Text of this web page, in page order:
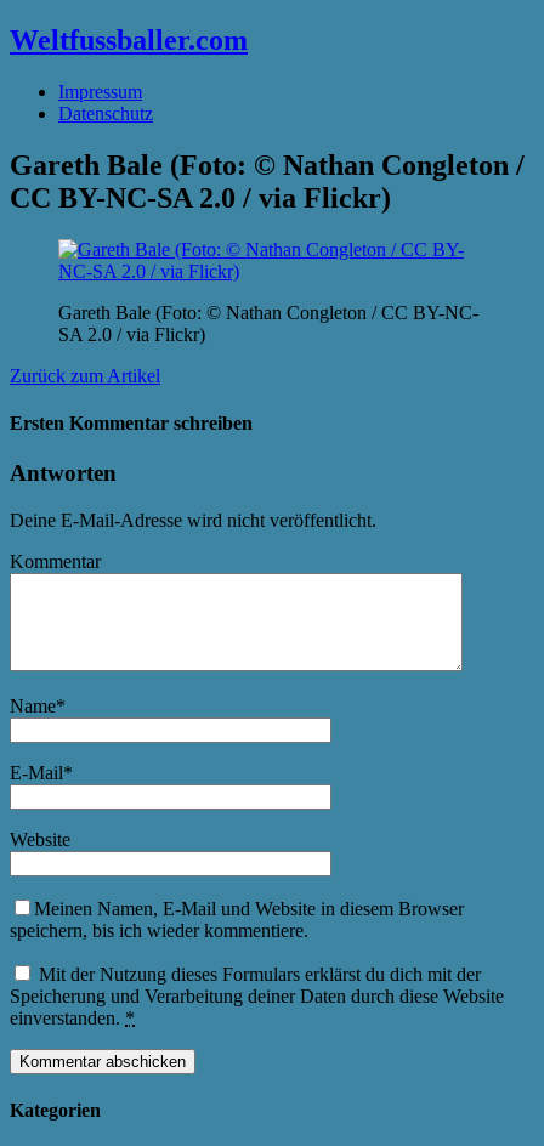
Weltfussballer.com
Impressum
Datenschutz
Gareth Bale (Foto: © Nathan Congleton /
CC BY-NC-SA 2.0 / via Flickr)
Gareth Bale (Foto: © Nathan Congleton / CC BY-NC-
SA 2.0 / via Flickr)
Zurück zum Artikel
Ersten Kommentar schreiben
Antworten
Deine E-Mail-Adresse wird nicht veröffentlicht.
Kommentar
Name*
E-Mail*
Website
Meinen Namen, E-Mail und Website in diesem Browser
speichern, bis ich wieder kommentiere.
Mit der Nutzung dieses Formulars erklärst du dich mit der
Speicherung und Verarbeitung deiner Daten durch diese Website
einverstanden. *
Kategorien